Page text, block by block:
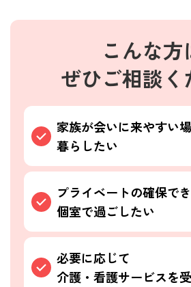
こんな方
ぜひご相談く
家族が会いに来やすい
暮らしたい
プライベートの確保で
個室で過ごしたい
必要に応じて
介護・看護サービスを